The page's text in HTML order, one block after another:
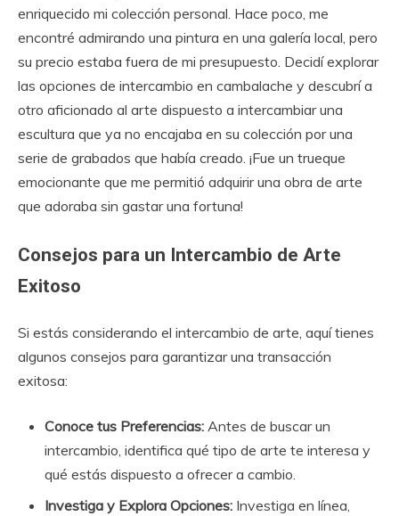
enriquecido mi colección personal. Hace poco, me
encontré admirando una pintura en una galería local, pero
su precio estaba fuera de mi presupuesto. Decidí explorar
las opciones de intercambio en cambalache y descubrí a
otro aficionado al arte dispuesto a intercambiar una
escultura que ya no encajaba en su colección por una
serie de grabados que había creado. ¡Fue un trueque
emocionante que me permitió adquirir una obra de arte
que adoraba sin gastar una fortuna!
Consejos para un Intercambio de Arte
Exitoso
Si estás considerando el intercambio de arte, aquí tienes
algunos consejos para garantizar una transacción
exitosa:
Conoce tus Preferencias: Antes de buscar un
intercambio, identifica qué tipo de arte te interesa y
qué estás dispuesto a ofrecer a cambio.
Investiga y Explora Opciones: Investiga en línea,